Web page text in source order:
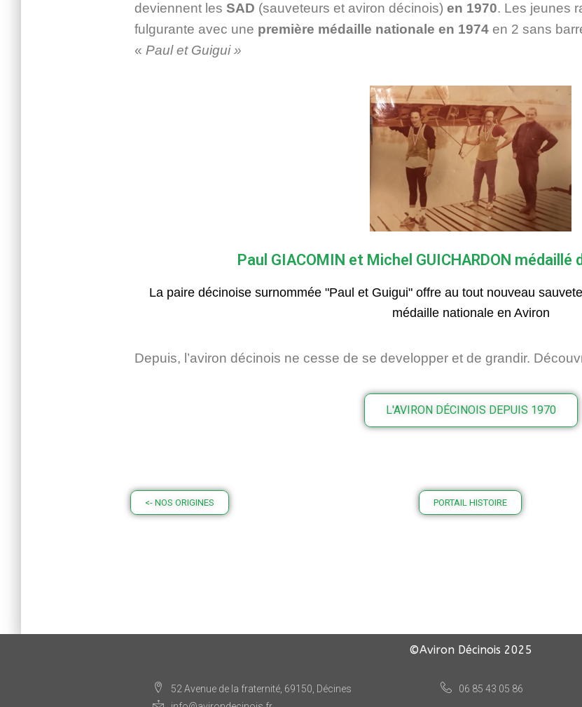
deviennent les SAD (sauveteurs et aviron décinois) en 1970. Les jeunes
fulgurante avec une première médaille nationale en 1974 en 2 sans
« Paul et Guigui »
Paul GIACOMIN et Michel GUICHARDON médaillé
La paire décinoise surnommée "Paul et Guigui" offre au tout nouveau
médaille nationale en Aviron
Depuis, l’aviron décinois ne cesse de se developper et de grandir.
L'AVIRON DÉCINOIS DEPUIS 1970
<- NOS ORIGINES PORTAIL HISTOIRE
©Aviron Décinois 2025
52 Avenue de la fraternité, 69150, Décines 06 85 43 05 86